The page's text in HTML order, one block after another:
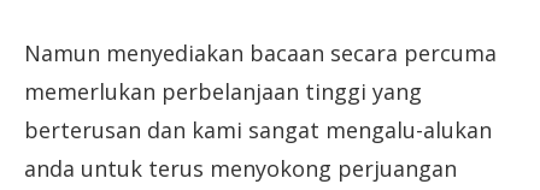
Namun menyediakan bacaan secara percuma
memerlukan perbelanjaan tinggi yang
berterusan dan kami sangat mengalu-alukan
anda untuk terus menyokong perjuangan